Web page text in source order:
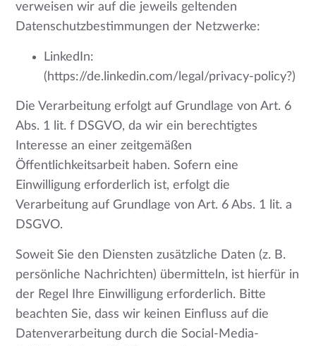
verweisen wir auf die jeweils geltenden
Datenschutzbestimmungen der Netzwerke:
LinkedIn:
(https://de.linkedin.com/legal/privacy-policy?)
Die Verarbeitung erfolgt auf Grundlage von Art. 6
Abs. 1 lit. f DSGVO, da wir ein berechtigtes
Interesse an einer zeitgemäßen
Öffentlichkeitsarbeit haben. Sofern eine
Einwilligung erforderlich ist, erfolgt die
Verarbeitung auf Grundlage von Art. 6 Abs. 1 lit. a
DSGVO.
Soweit Sie den Diensten zusätzliche Daten (z. B.
persönliche Nachrichten) übermitteln, ist hierfür in
der Regel Ihre Einwilligung erforderlich. Bitte
beachten Sie, dass wir keinen Einfluss auf die
Datenverarbeitung durch die Social-Media-